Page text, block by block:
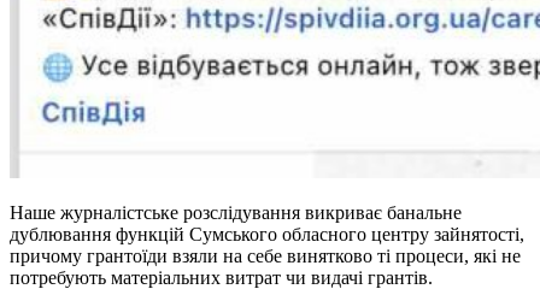
Наше журналістське розслідування викриває банальне
дублювання функцій Сумського обласного центру зайнятості,
причому грантоїди взяли на себе винятково ті процеси, які не
потребують матеріальних витрат чи видачі грантів.